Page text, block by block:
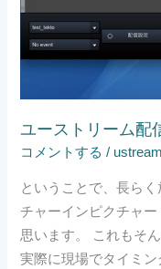
ユーストリーム配
コメントする / ustream
ということで、長ら
チャーインピクチャ
思います。 これもそ
実際に現場でタイミン
の
方